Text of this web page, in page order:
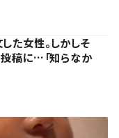
た女性。しかしそ
稿に…「知らなか